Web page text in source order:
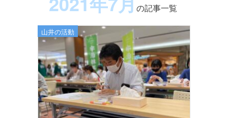
の記事一覧
山井の活動